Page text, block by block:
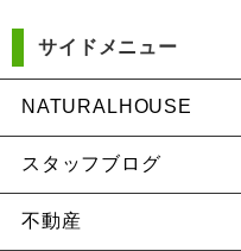
サイドメニュー
スタッフブログ
不動産